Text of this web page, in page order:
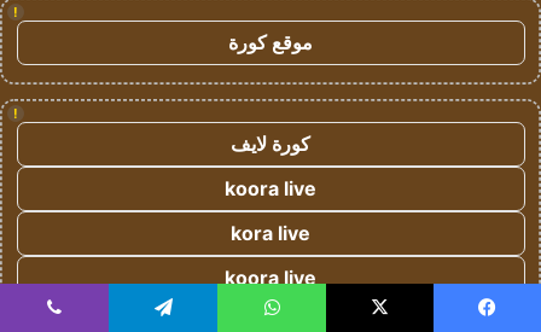
!
موقع كورة
!
كورة لايف
koora live
kora live
koora live
koora live